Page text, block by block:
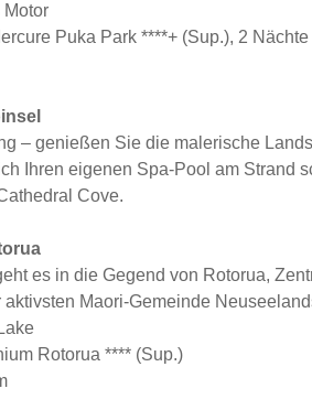
Motor
Puka Park ****+ (Sup.), 2
– genießen Sie die malerische
Ihren eigenen Spa-Pool am Strand
Cove.
es in die Gegend von Rotorua,
Maori-Gemeinde
Rotorua **** (Sup.)